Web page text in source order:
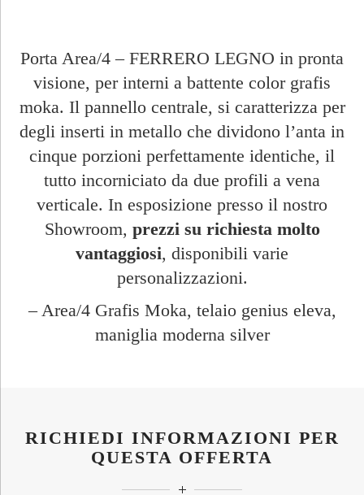
Porta Area/4 – FERRERO LEGNO in pronta
visione, per interni a battente color grafis
moka. Il pannello centrale, si caratterizza per
degli inserti in metallo che dividono l’anta in
cinque porzioni perfettamente identiche, il
tutto incorniciato da due profili a vena
verticale. In esposizione presso il nostro
Showroom, prezzi su richiesta molto
vantaggiosi, disponibili varie
personalizzazioni.
– Area/4 Grafis Moka, telaio genius eleva,
maniglia moderna silver
RICHIEDI INFORMAZIONI PER
QUESTA OFFERTA